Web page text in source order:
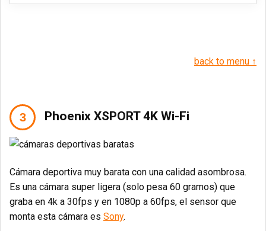
back to menu ↑
Phoenix XSPORT 4K Wi-Fi
Cámara deportiva muy barata con una calidad asombrosa.
Es una cámara super ligera (solo pesa 60 gramos) que
graba en 4k a 30fps y en 1080p a 60fps, el sensor que
monta esta cámara es Sony.